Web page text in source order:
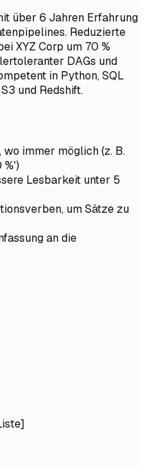
über 6 Jahren Erfahrung
Reduzierte
XYZ Corp um 70 %
DAGs und
in Python, SQL
und Redshift.
immer möglich (z. B.
Lesbarkeit unter 5
um Sätze zu
an die